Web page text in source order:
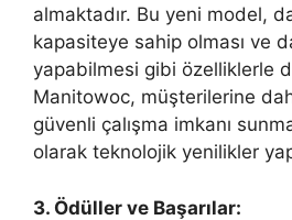
almaktadır. Bu yeni model,
kapasiteye sahip olması ve
yapabilmesi gibi özelliklerle
Manitowoc, müşterilerine
güvenli çalışma imkanı
olarak teknolojik yenilikler
3. Ödüller ve Başarılar: